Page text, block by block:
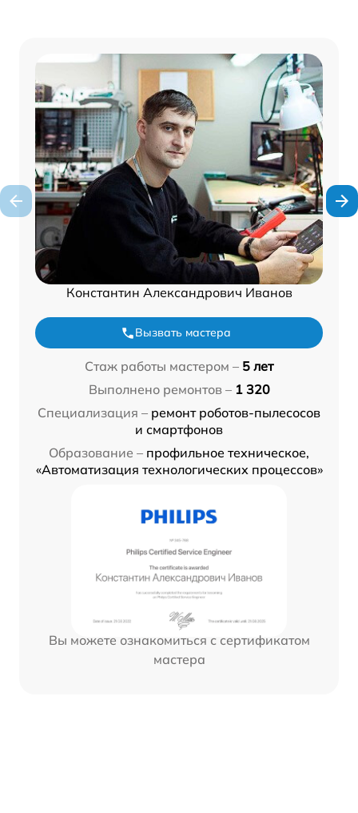
Константин Александрович Иванов
Вызвать мастера
Стаж работы мастером – 5 лет
Выполнено ремонтов – 1 320
Специализация – ремонт роботов-пылесосов
и смартфонов
Образование – профильное техническое,
«Автоматизация технологических процессов»
Вы можете ознакомиться с сертификатом
мастера